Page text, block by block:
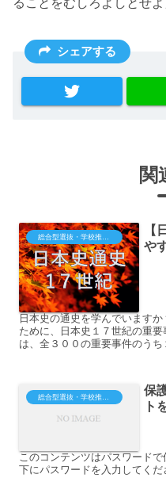
ることをむしろよしとせよ
シェアする
関
総合型選抜・学校推薦型（大学・短大
【
や
日本史の通史を学んでいます
ために、日本史１７世紀の重
は、全３００の重要事件のう
総合型選抜・学校推薦型（大学・短大・
保
ト
このコンテンツはパスワード
下にパスワードを入力してく